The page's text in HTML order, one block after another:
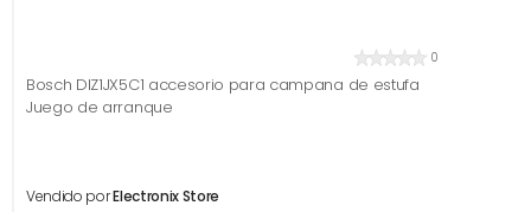
0
Bosch DIZ1JX5C1 accesorio para campana de estufa
Juego de arranque
Vendido porElectronix Store